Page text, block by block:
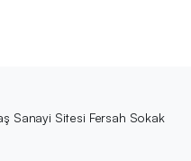
Sanayi Sitesi Fersah Sokak